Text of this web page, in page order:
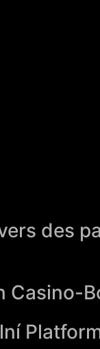
des
Casino-